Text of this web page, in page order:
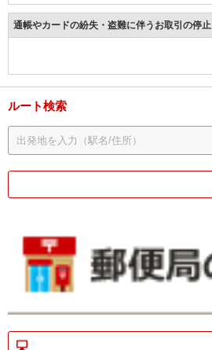
通帳やカードの紛失・盗難に伴うお取引の停止
ルート検索